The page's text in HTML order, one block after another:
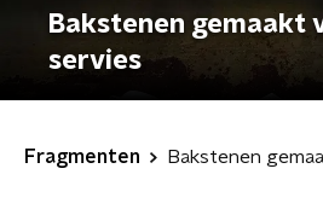
Bakstenen gemaakt
servies
Fragmenten Bakstenen